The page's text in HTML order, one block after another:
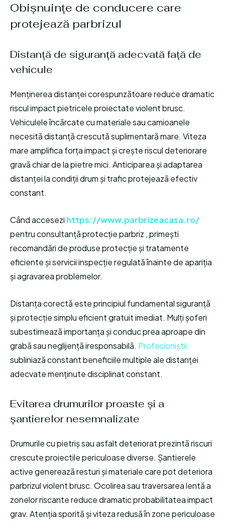
Obișnuințe de conducere care
protejează parbrizul
Distanță de siguranță adecvată față de
vehicule
Menținerea distanței corespunzătoare reduce dramatic
riscul impact pietricele proiectate violent brusc.
Vehiculele încărcate cu materiale sau camioanele
necesită distanță crescută suplimentară mare. Viteza
mare amplifica forța impact și crește riscul deteriorare
gravă chiar de la pietre mici. Anticiparea și adaptarea
distanței la condiții drum și trafic protejează efectiv
constant.
Când accesezi https://www.parbrizeacasa.ro/
pentru consultanță protecție parbriz , primești
recomandări de produse protecție și tratamente
eficiente și servicii inspecție regulată înainte de apariția
și agravarea problemelor.
Distanța corectă este principiul fundamental siguranță
și protecție simplu eficient gratuit imediat. Mulți șoferi
subestimează importanța și conduc prea aproape din
grabă sau neglijență iresponsabilă. Profesioniștii
subliniază constant beneficiile multiple ale distanței
adecvate menținute disciplinat constant.
Evitarea drumurilor proaste și a
șantierelor nesemnalizate
Drumurile cu pietriș sau asfalt deteriorat prezintă riscuri
crescute proiectile periculoase diverse. Șantierele
active generează resturi și materiale care pot deteriora
parbrizul violent brusc. Ocolirea sau traversarea lentă a
zonelor riscante reduce dramatic probabilitatea impact
grav. Atenția sporită și viteza redusă în zone periculoase